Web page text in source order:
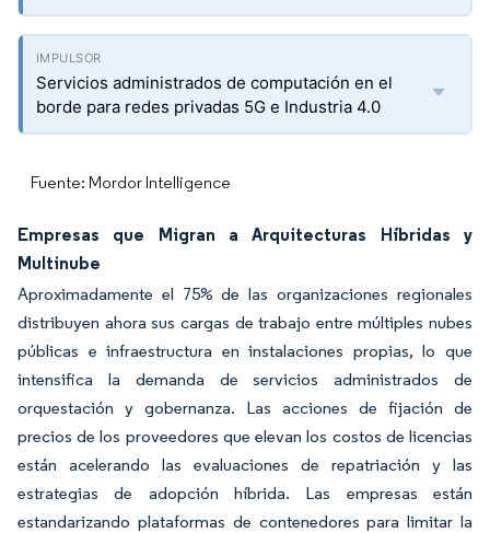
Servicios administrados de computación en el
borde para redes privadas 5G e Industria 4.0
Fuente: Mordor Intelligence
Empresas que Migran a Arquitecturas Híbridas y
Multinube
Aproximadamente el 75% de las organizaciones regionales
distribuyen ahora sus cargas de trabajo entre múltiples nubes
públicas e infraestructura en instalaciones propias, lo que
intensifica la demanda de servicios administrados de
orquestación y gobernanza. Las acciones de fijación de
precios de los proveedores que elevan los costos de licencias
están acelerando las evaluaciones de repatriación y las
estrategias de adopción híbrida. Las empresas están
estandarizando plataformas de contenedores para limitar la